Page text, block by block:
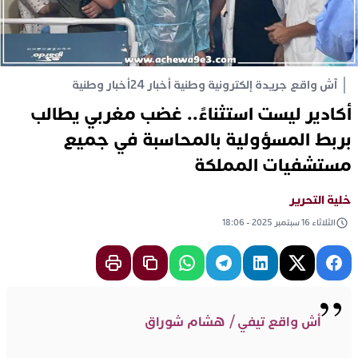
آش واقع جريدة إلكترونية وطنية أخبار 24 أخبار وطنية
أكادير ليست استثناءً.. غضب مغربي يطالب
بربط المسؤولية بالمحاسبة في جميع
مستشفيات المملكة
خلية التحرير
الثلاثاء 16 سبتمبر 2025 - 18:06
أش واقع تيفي / هشام شوراق